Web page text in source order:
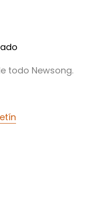
todo Newsong.